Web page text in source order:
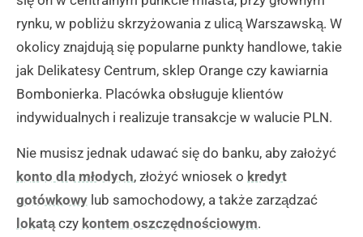
rynku, w pobliżu skrzyżowania z ulicą Warszawską. W
okolicy znajdują się popularne punkty handlowe, takie
jak Delikatesy Centrum, sklep Orange czy kawiarnia
Bombonierka. Placówka obsługuje klientów
indywidualnych i realizuje transakcje w walucie PLN.
Nie musisz jednak udawać się do banku, aby założyć
konto dla młodych, złożyć wniosek o kredyt
gotówkowy lub samochodowy, a także zarządzać
lokatączy kontem oszczędnościowym.